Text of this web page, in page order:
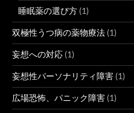
睡眠薬の選び方 (1)
双極性うつ病の薬物療法 (1)
妄想への対応 (1)
妄想性パーソナリティ障害 (1)
広場恐怖、パニック障害 (1)